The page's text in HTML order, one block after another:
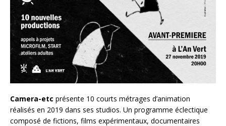
Camera-etc présente 10 courts métrages d’animation
réalisés en 2019 dans ses studios. Un programme éclectique
composé de fictions, films expérimentaux, documentaires